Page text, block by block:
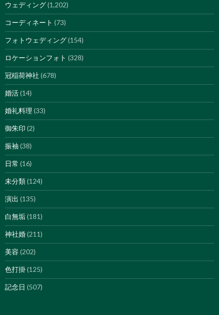
ウェディング(1,202)
コーディネート (73)
フォトウェディング(154)
ロケーションフォト (328)
冠稲荷神社 (678)
婚活(14)
婚礼料理 (33)
御朱印 (2)
振袖 (38)
日常 (16)
未分類(124)
演出 (135)
白無垢(181)
神社婚(211)
美容 (202)
色打掛(125)
記念日 (507)